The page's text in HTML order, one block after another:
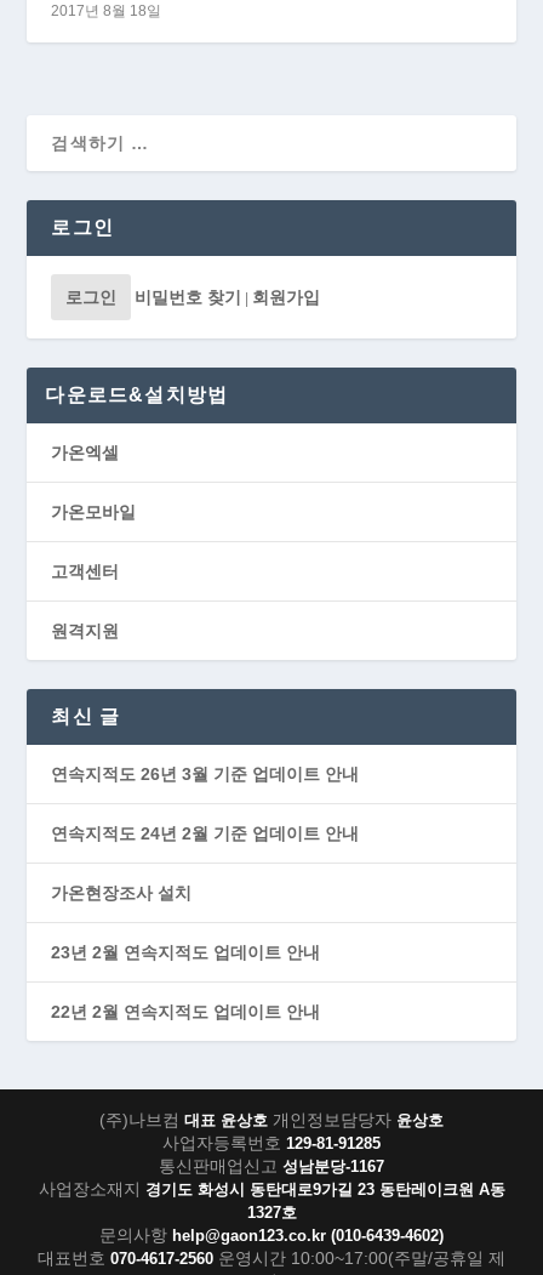
2017년 8월 18일
로그인
로그인 비밀번호 찾기 | 회원가입
다운로드&설치방법
가온엑셀
가온모바일
고객센터
원격지원
최신 글
연속지적도 26년 3월 기준 업데이트 안내
연속지적도 24년 2월 기준 업데이트 안내
가온현장조사 설치
23년 2월 연속지적도 업데이트 안내
22년 2월 연속지적도 업데이트 안내
(주)나브컴 대표 윤상호 개인정보담당자 윤상호
사업자등록번호 129-81-91285
통신판매업신고 성남분당-1167
사업장소재지 경기도 화성시 동탄대로9가길 23 동탄레이크원 A동
1327호
문의사항 help@gaon123.co.kr (010-6439-4602)
대표번호 070-4617-2560 운영시간 10:00~17:00(주말/공휴일 제